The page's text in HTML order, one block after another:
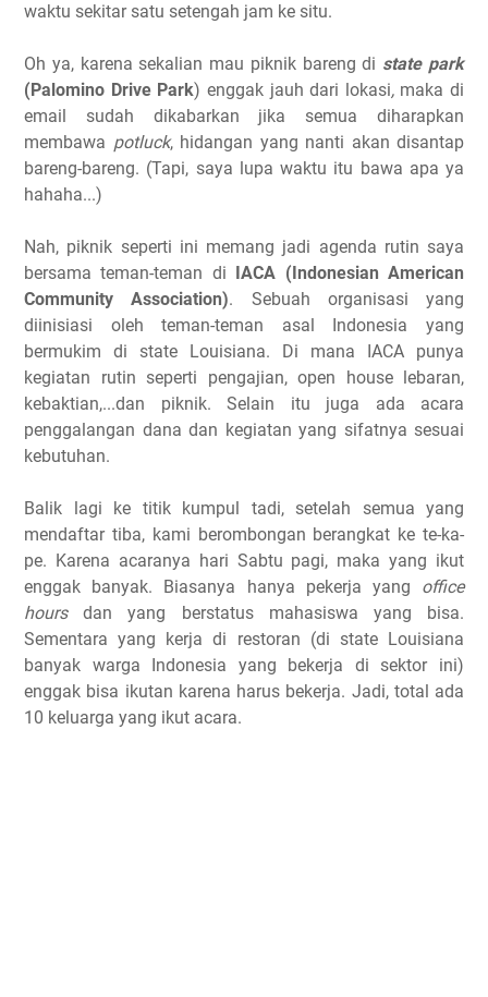
waktu sekitar satu setengah jam ke situ.
Oh ya, karena sekalian mau piknik bareng di state park
(Palomino Drive Park) enggak jauh dari lokasi,maka di
email sudah dikabarkan jika semua diharapkan
membawa potluck, hidangan yang nanti akan disantap
bareng-bareng. (Tapi, saya lupa waktu itu bawa apa ya
hahaha...)
Nah, piknik seperti ini memang jadi agenda rutin saya
bersama teman-teman di
IACA (Indonesian American
Community Association). Sebuah organisasi yang
diinisiasi oleh teman-teman asal Indonesia yang
bermukim di state Louisiana. Di mana IACA punya
kegiatan rutin seperti pengajian, open house lebaran,
kebaktian,...dan piknik. Selain itu juga ada acara
penggalangan dana dan kegiatan yang sifatnya sesuai
kebutuhan.
Balik lagi ke titik kumpul tadi, setelah semua yang
mendaftar tiba, kami berombongan berangkat ke te-ka-
pe. Karena acaranya hari Sabtu pagi, maka yang ikut
enggak banyak. Biasanya hanya pekerja yang office
hoursdan yang berstatus mahasiswa yang bisa.
Sementara yang kerja di restoran (di state Louisiana
banyak warga Indonesia yang bekerja di sektor ini)
enggak bisa ikutan karena harus bekerja. Jadi, total ada
10 keluarga yang ikut acara.